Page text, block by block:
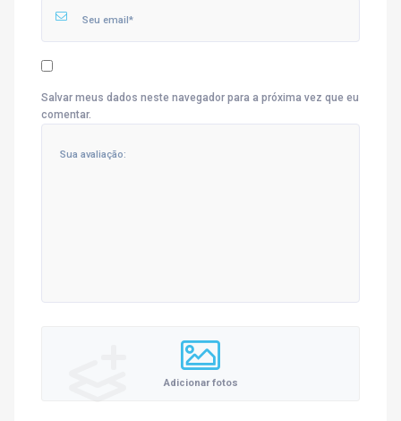
Salvar meus dados neste navegador para a próxima vez que eu
comentar.
Adicionar fotos